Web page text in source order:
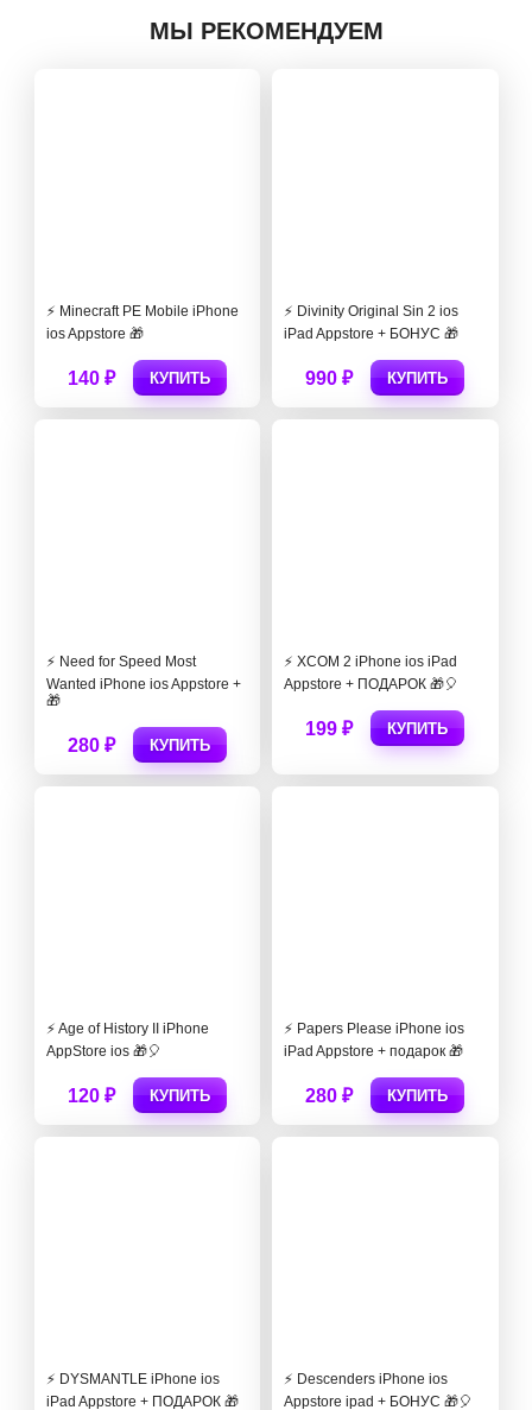
МЫ РЕКОМЕНДУЕМ
⚡️ Minecraft PE Mobile iPhone
ios Appstore 🎁
140 ₽ КУПИТЬ
⚡️ Divinity Original Sin 2 ios
iPad Appstore + БОНУС 🎁
990 ₽ КУПИТЬ
⚡️ Need for Speed Most
Wanted iPhone ios Appstore +
🎁
280 ₽ КУПИТЬ
⚡️ XCOM 2 iPhone ios iPad
Appstore + ПОДАРОК 🎁🎈
199 ₽ КУПИТЬ
⚡️ Age of History II iPhone
AppStore ios 🎁🎈
120 ₽ КУПИТЬ
⚡️ Papers Please iPhone ios
iPad Appstore + подарок 🎁
280 ₽ КУПИТЬ
⚡️ DYSMANTLE iPhone ios
iPad Appstore + ПОДАРОК 🎁
⚡️ Descenders iPhone ios
Appstore ipad + БОНУС 🎁🎈